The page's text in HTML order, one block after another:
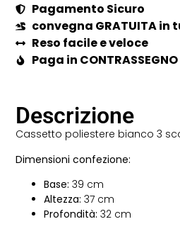
Pagamento Sicuro
convegna GRATUITA
Reso facile e veloce
Paga in CONTRASSEGNO
Descrizione
Cassetto poliestere bianco 3
Dimensioni confezione:
Base: 39 cm
Altezza: 37 cm
Profondità: 32 cm